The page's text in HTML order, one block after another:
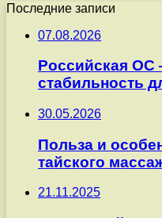
Последние записи
07.08.2026
Российская ОС
стабильность
30.05.2026
Польза и
тайского
21.11.2025